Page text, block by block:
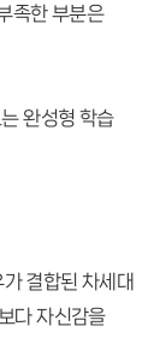
족한 부분은
완성형 학습
결합된 차세대
다 자신감을